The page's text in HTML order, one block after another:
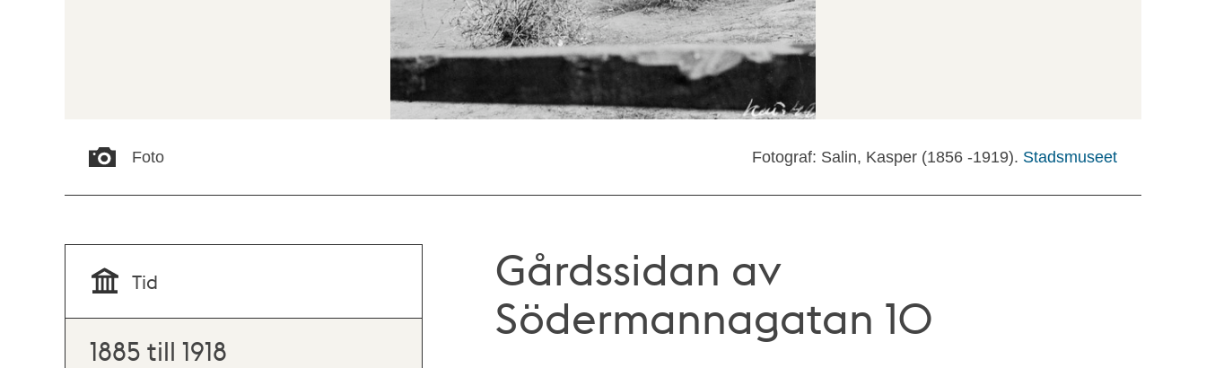
Foto Fotograf: Salin, Kasper (1856 -1919). Stadsmuseet
Gårdssidan av
Södermannagatan 10
Tid
1885 till 1918